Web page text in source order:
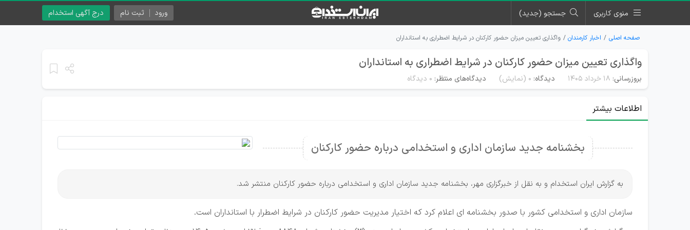
منوی کاربری جستجو (جدید) درج آگهی استخدام ورود ثبت نام
صفحه اصلی اخبار کارمندان واگذاری تعیین میزان حضور کارکنان در شرایط اضطراری به استانداران
واگذاری تعیین میزان حضور کارکنان در شرایط اضطراری به استانداران
بروزرسانی: ۱۸ خرداد ۱۴۰۵ دیدگاه: 0 (نمایش) دیدگاه‌های منتظر: ۰ دیدگاه
اطلاعات بیشتر
بخشنامه جدید سازمان اداری و استخدامی درباره حضور کارکنان
به گزارش ایران استخدام و به نقل از خبرگزاری مهر، بخشنامه جدید سازمان اداری و استخدامی درباره حضور کارکنان منتشر شد.
سازمان اداری و استخدامی کشور با صدور بخشنامه ای اعلام کرد که اختیار مدیریت حضور کارکنان در شرایط اضطرار با استانداران است.